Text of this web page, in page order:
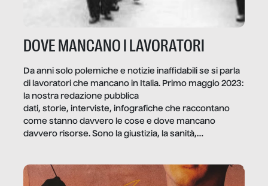
DOVE MANCANO I LAVORATORI
Da anni solo polemiche e notizie inaffidabili se si parla
di lavoratori che mancano in Italia. Primo maggio 2023:
la nostra redazione pubblica
dati, storie, interviste, infografiche che raccontano
come stanno davvero le cose e dove mancano
davvero risorse. Sono la giustizia, la sanità,